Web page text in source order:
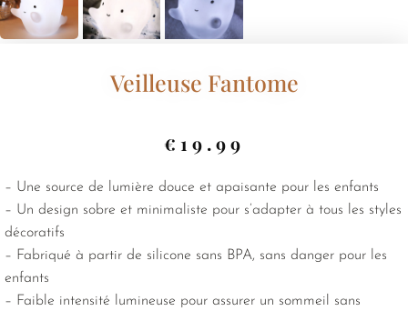
Veilleuse Fantome
€ 19.99
– Une source de lumière douce et apaisante pour les enfants
– Un design sobre et minimaliste pour s’adapter à tous les styles
décoratifs
– Fabriqué à partir de silicone sans BPA, sans danger pour les
enfants
– Faible intensité lumineuse pour assurer un sommeil sans